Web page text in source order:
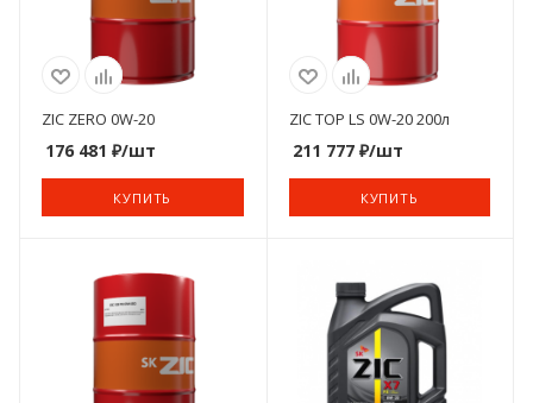
ZIC ZERO 0W-20
176 481 ₽/шт
КУПИТЬ
ZIC TOP LS 0W-20 200л
211 777₽/шт
КУПИТЬ